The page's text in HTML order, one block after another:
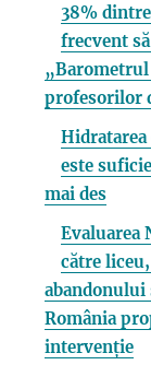
38%
frecvent
profesorilor
Hidratarea
este
mai des
Evaluarea
către
abandonului
România
intervenție